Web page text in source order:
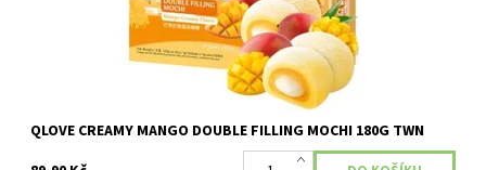
QLOVE CREAMY MANGO DOUBLE FILLING MOCHI 180G TWN